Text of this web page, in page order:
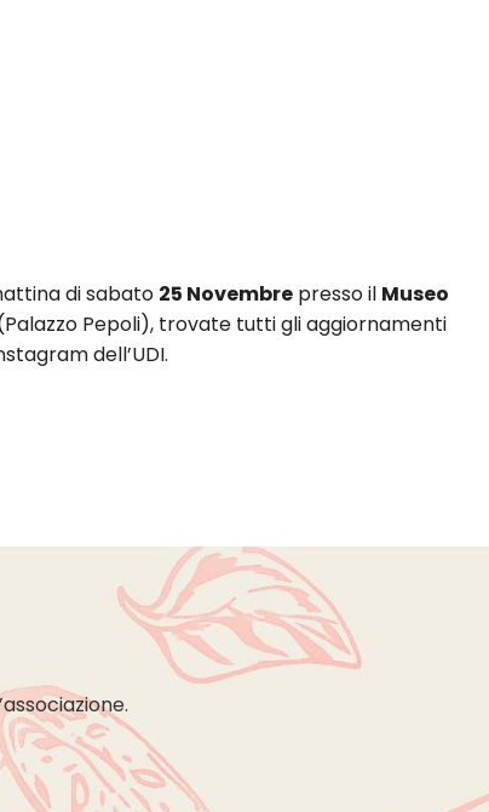
di sabato 25 Novembre presso il Museo
Pepoli), trovate tutti gli aggiornamenti
dell’UDI.